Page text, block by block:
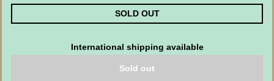
SOLD OUT
International shipping available
Sold out